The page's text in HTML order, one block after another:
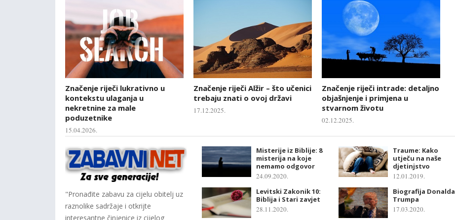
Značenje riječi lukrativno u
kontekstu ulaganja u
nekretnine za male
poduzetnike
15.04.2026.
Značenje riječi Alžir – što učenici
trebaju znati o ovoj državi
17.12.2025.
Značenje riječi intrade: detaljno
objašnjenje i primjena u
stvarnom životu
02.12.2025.
"Pronađite zabavu za cijelu obitelj uz
raznolike sadržaje i otkrijte
interesantne činjenice iz cijelog
Misterije iz Biblije: 8
misterija na koje
nemamo odgovor
24.09.2020.
Levitski Zakonik 10:
Biblija i Stari zavjet
28.11.2020.
Traume: Kako
utječu na naše
djetinjstvo
12.01.2019.
Biografija Donalda
Trumpa
17.03.2020.